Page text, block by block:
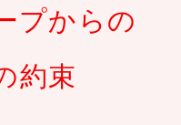
プからの
約束